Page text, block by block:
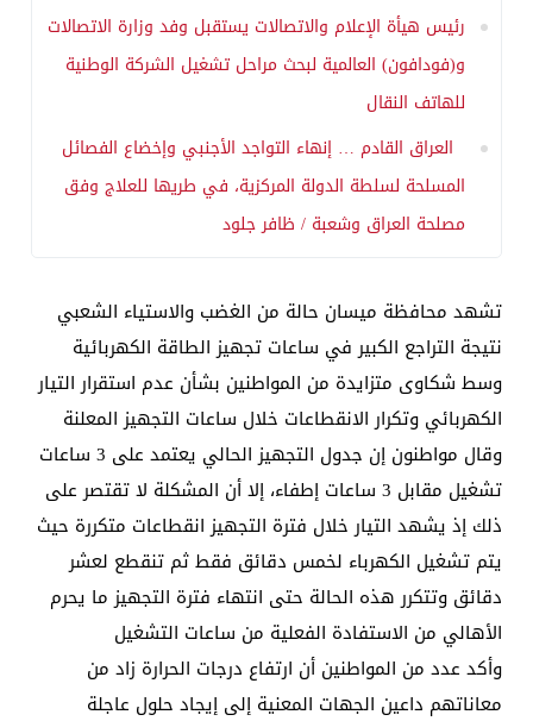
رئيس هيأة الإعلام والاتصالات يستقبل وفد وزارة الاتصالات
و(فودافون) العالمية لبحث مراحل تشغيل الشركة الوطنية
للهاتف النقال
العراق القادم … إنهاء التواجد الأجنبي وإخضاع الفصائل
المسلحة لسلطة الدولة المركزية، في طريها للعلاج وفق
مصلحة العراق وشعبة / ظافر جلود
تشهد محافظة ميسان حالة من الغضب والاستياء الشعبي
نتيجة التراجع الكبير في ساعات تجهيز الطاقة الكهربائية
وسط شكاوى متزايدة من المواطنين بشأن عدم استقرار التيار
الكهربائي وتكرار الانقطاعات خلال ساعات التجهيز المعلنة
وقال مواطنون إن جدول التجهيز الحالي يعتمد على 3 ساعات
تشغيل مقابل 3 ساعات إطفاء، إلا أن المشكلة لا تقتصر على
ذلك إذ يشهد التيار خلال فترة التجهيز انقطاعات متكررة حيث
يتم تشغيل الكهرباء لخمس دقائق فقط ثم تنقطع لعشر
دقائق وتتكرر هذه الحالة حتى انتهاء فترة التجهيز ما يحرم
الأهالي من الاستفادة الفعلية من ساعات التشغيل
وأكد عدد من المواطنين أن ارتفاع درجات الحرارة زاد من
معاناتهم داعين الجهات المعنية إلى إيجاد حلول عاجلة